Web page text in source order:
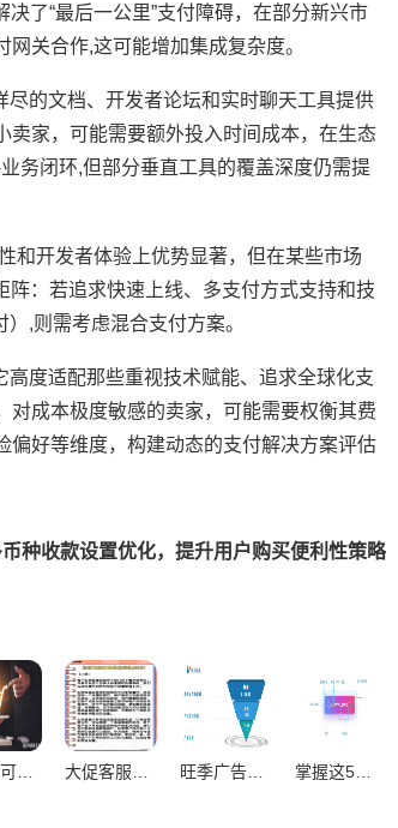
了“最后一公里”支付障碍，在部分新兴市
关合作,这可能增加集成复杂度。
的文档、开发者论坛和实时聊天工具提供
卖家，可能需要额外投入时间成本，在生态
务闭环,但部分垂直工具的覆盖深度仍需提
和开发者体验上优势显著，但在某些市场
阵：若追求快速上线、多支付方式支持和技
,则需考虑混合支付方案。
度适配那些重视技术赋能、追求全球化支
成本极度敏感的卖家，可能需要权衡其费
好等维度，构建动态的支付解决方案评估
种收款设置优化，提升用户购买便利性策略
AI选品可靠性解析与卖家决策判断指南 大促客服响应滞缓，隐形成本如何蚕食企业利润与未来？ 旺季广告预算精准分配，驱动业绩爆发的实战策略 掌握这5个黄金法则，让打开率飙升300%！